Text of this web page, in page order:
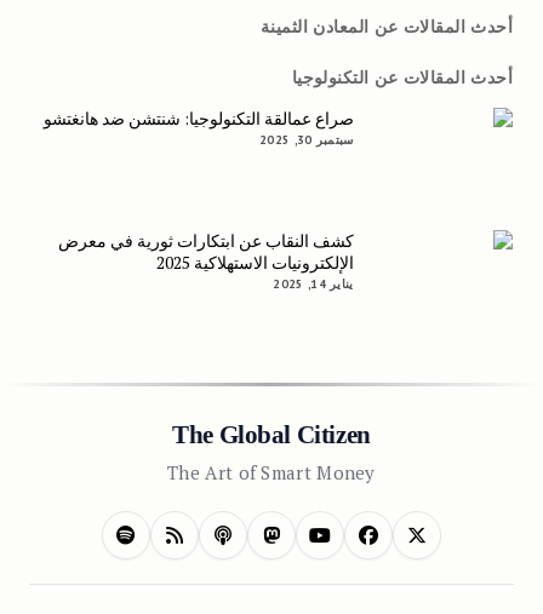
أحدث المقالات عن المعادن الثمينة
أحدث المقالات عن التكنولوجيا
صراع عمالقة التكنولوجيا: شنتشن ضد هانغتشو
سبتمبر 30, 2025
كشف النقاب عن ابتكارات ثورية في معرض
الإلكترونيات الاستهلاكية 2025
يناير 14, 2025
The Global Citizen
The Art of Smart Money